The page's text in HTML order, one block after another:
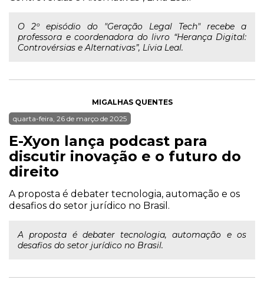
O 2º episódio do "Geração Legal Tech" recebe a
professora e coordenadora do livro “Herança Digital:
Controvérsias e Alternativas”, Lívia Leal.
MIGALHAS QUENTES
quarta-feira, 26 de março de 2025
E-Xyon lança podcast para
discutir inovação e o futuro do
direito
A proposta é debater tecnologia, automação e os
desafios do setor jurídico no Brasil.
A proposta é debater tecnologia, automação e os
desafios do setor jurídico no Brasil.